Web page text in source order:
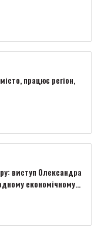
працює регіон,
виступ Олександра
економічному